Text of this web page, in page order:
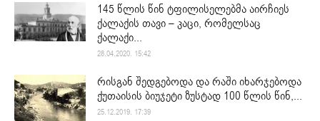
145 წლის წინ ტფილისელებმა აირჩიეს
ქალაქის თავი – კაცი, რომელსაც
ქალაქი...
28.04.2020. 15:42
რისგან შედგებოდა და რაში იხარჯებოდა
ქუთაისის ბიუჯეტი ზუსტად 100 წლის წინ,...
25.12.2019. 17:39